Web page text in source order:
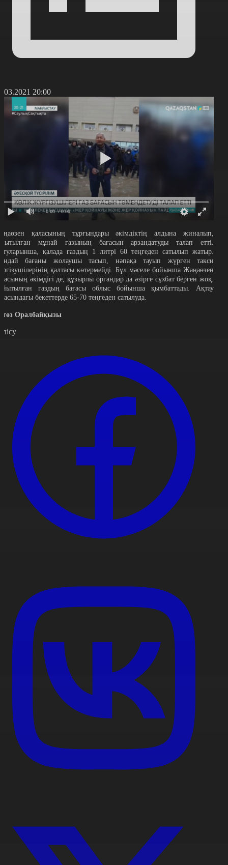
20:00
0:00 / 0:00
қаласының тұрғындары әкімдіктің алдына жиналып,
мұнай газының бағасын арзандатуды талап етті.
қалада газдың 1 литрі 60 теңгеден сатылып жатыр.
бағаны жолаушы тасып, нәпақа тауып жүрген такси
қалтасы көтермейді. Бұл мәселе бойынша Жаңаөзен
әкімдігі де, құзырлы органдар да әзірге сұхбат берген жоқ.
газдың бағасы облыс бойынша қымбаттады. Ақтау
бекеттерде 65-70 теңгеден сатылуда.
Оралбайқызы